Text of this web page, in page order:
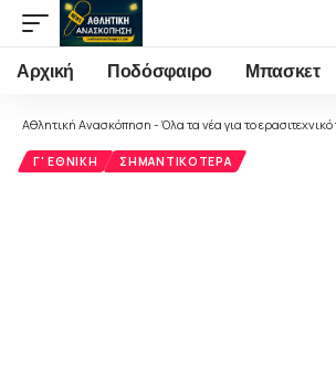
Αρχική Ποδόσφαιρο Μπασκετ
Αθλητική Ανασκόπηση - Όλα τα νέα για το
Γ' ΕΘΝΙΚΉ ΣΗΜΑΝΤΙΚΌΤΕΡΑ